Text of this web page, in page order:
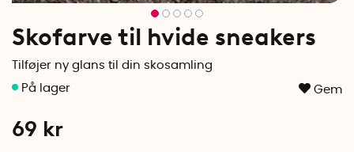
Skofarve til hvide sneakers
Tilføjer ny glans til din skosamling
Gem
69 kr